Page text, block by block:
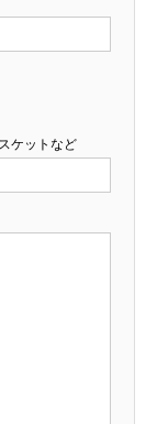
ケットなど